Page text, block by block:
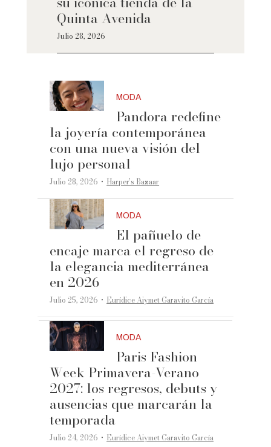
Quinta Avenida
Julio 28, 2026
MODA
Pandora redefine
la joyería contemporánea
con una nueva visión del
lujo personal
Julio 28, 2026 ·Harper’s Bazaar
MODA
El pañuelo de
encaje marca el regreso de
la elegancia mediterránea
en 2026
Julio 25, 2026 ·Eurídice Aiymet Garavito García
MODA
Paris Fashion
Week Primavera-Verano
2027: los regresos, debuts y
ausencias que marcarán la
temporada
Julio 24, 2026 ·Eurídice Aiymet Garavito García